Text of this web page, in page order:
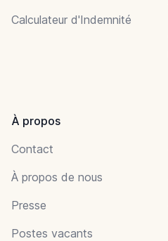
Calculateur d'Indemnité
À propos
Contact
À propos de nous
Presse
Postes vacants